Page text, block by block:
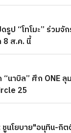
รูป “โทโมะ” ร่วมจั
8 ส.ค. นี้
“นาบิล” ศึก ONE
25
นโยบาย"อนุทิน-กิ